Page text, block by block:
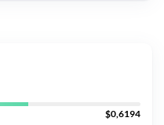
$0,6194